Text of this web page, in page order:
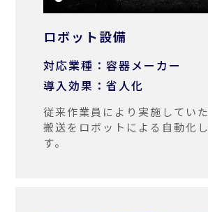
ロボット設備
対応業種：容器メーカー
導入効果：省人化
従来作業員により実施してい
搬送をロボットによる自動化
す。